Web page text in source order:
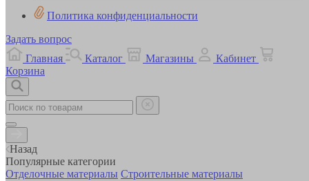
Политика конфиденциальности
Задать вопрос
Главная
Каталог Магазины
Кабинет
Корзина
Назад
Популярные категории
Отделочные материалы Строительные материалы